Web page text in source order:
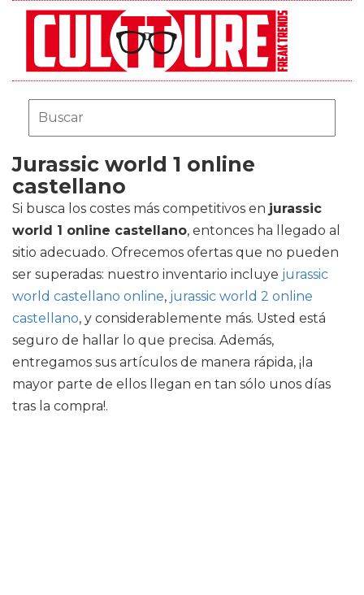
Jurassic world 1 online
castellano
Si busca los costes más competitivos en jurassic
world 1 online castellano, entonces ha llegado al
sitio adecuado. Ofrecemos ofertas que no pueden
ser superadas: nuestro inventario incluye jurassic
world castellano online, jurassic world 2 online
castellano, y considerablemente más. Usted está
seguro de hallar lo que precisa. Además,
entregamos sus artículos de manera rápida, ¡la
mayor parte de ellos llegan en tan sólo unos días
tras la compra!.